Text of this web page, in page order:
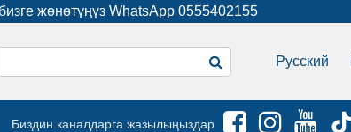
жөнөтүңүз WhatsApp 0555402155
Русский
Биздин каналдарга жазылыңыздар